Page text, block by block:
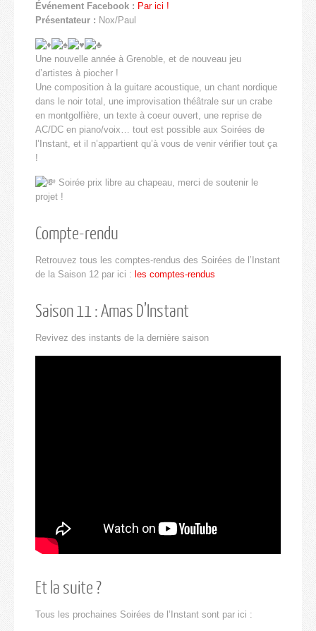
Événement Facebook : Par ici !
Présentateur : Nox/Paul
Une nouvelle année à Grenoble, et de nouveau jeu
d’artistes à piocher !
Une composition à la guitare acoustique, un chant nordique
dans le noir total, une improvisation théâtrale sur un crabe
en montgolfière, un texte à coeur ouvert, une reprise de
AC/DC en piano/voix… tout est possible aux Soirées de
l’Instant, et il n’appartient qu’à vous de venir vérifier tout ça
!
Soirée prix libre au chapeau, merci de soutenir le
projet !
Compte-rendu
Retrouvez tous les comptes-rendus des Soirées de l’Instant
de la Saison 12 par ici : les comptes-rendus
Saison 11 : Amas D’Instant
Revivez des instants de la dernière saison
Et la suite ?
Tous les prochaines Soirées de l’Instant sont par ici :